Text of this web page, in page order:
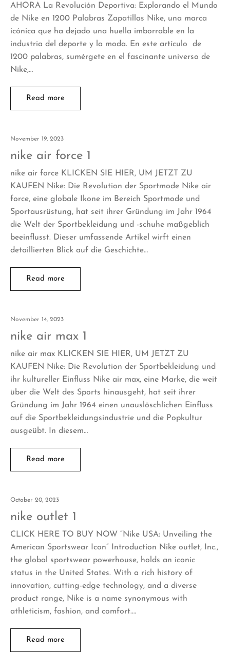
AHORA La Revolución Deportiva: Explorando el Mundo
de Nike en 1200 Palabras Zapatillas Nike, una marca
icónica que ha dejado una huella imborrable en la
industria del deporte y la moda. En este artículo de
1200 palabras, sumérgete en el fascinante universo de
Nike,…
Read more
November 19, 2023
nike air force 1
nike air force KLICKEN SIE HIER, UM JETZT ZU
KAUFEN Nike: Die Revolution der Sportmode Nike air
force, eine globale Ikone im Bereich Sportmode und
Sportausrüstung, hat seit ihrer Gründung im Jahr 1964
die Welt der Sportbekleidung und -schuhe maßgeblich
beeinflusst. Dieser umfassende Artikel wirft einen
detaillierten Blick auf die Geschichte…
Read more
November 14, 2023
nike air max 1
nike air max KLICKEN SIE HIER, UM JETZT ZU
KAUFEN Nike: Die Revolution der Sportbekleidung und
ihr kultureller Einfluss Nike air max, eine Marke, die weit
über die Welt des Sports hinausgeht, hat seit ihrer
Gründung im Jahr 1964 einen unauslöschlichen Einfluss
auf die Sportbekleidungsindustrie und die Popkultur
ausgeübt. In diesem…
Read more
October 20, 2023
nike outlet 1
CLICK HERE TO BUY NOW “Nike USA: Unveiling the
American Sportswear Icon” Introduction Nike outlet, Inc.,
the global sportswear powerhouse, holds an iconic
status in the United States. With a rich history of
innovation, cutting-edge technology, and a diverse
product range, Nike is a name synonymous with
athleticism, fashion, and comfort.…
Read more